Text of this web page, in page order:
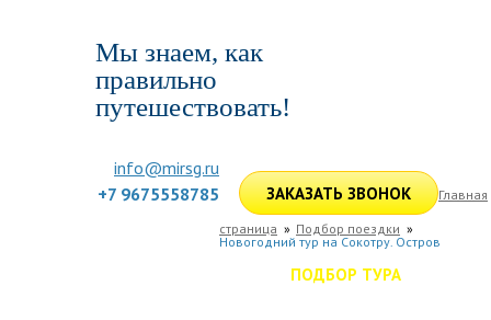
Мы знаем, как
правильно
путешествовать!
info@mirsg.ru
+7 9675558785
ЗАКАЗАТЬ ЗВОНОК
ПОДБОР ТУРА
Главная
страница
Подбор поездки
Новогодний тур на Сокотру. Остров